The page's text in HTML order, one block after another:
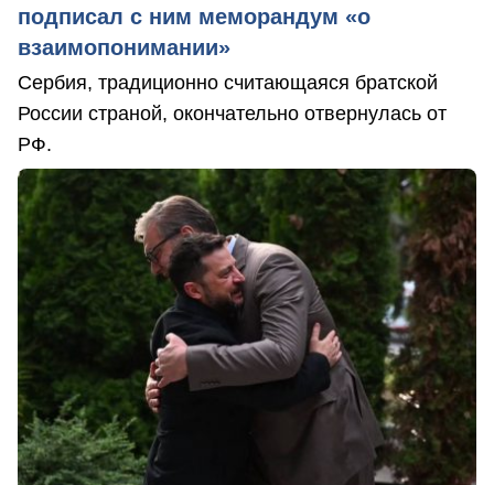
подписал с ним меморандум «о
взаимопонимании»
Сербия, традиционно считающаяся братской
России страной, окончательно отвернулась от
РФ.